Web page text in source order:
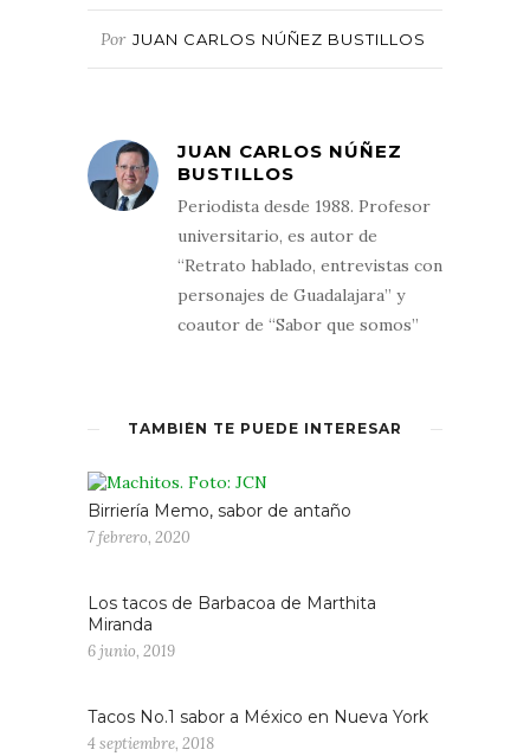
Por JUAN CARLOS NÚÑEZ BUSTILLOS
JUAN CARLOS NÚÑEZ
BUSTILLOS
Periodista desde 1988. Profesor
universitario, es autor de
“Retrato hablado, entrevistas con
personajes de Guadalajara” y
coautor de “Sabor que somos”
TAMBIÉN TE PUEDE INTERESAR
Birriería Memo, sabor de antaño
7 febrero, 2020
Los tacos de Barbacoa de Marthita
Miranda
6 junio, 2019
Tacos No.1 sabor a México en Nueva York
4 septiembre, 2018